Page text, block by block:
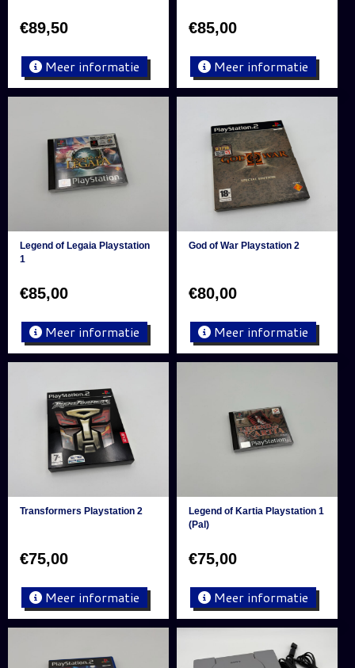
€89,50
Meer informatie
€85,00
Meer informatie
Legend of Legaia Playstation
1
€85,00
Meer informatie
God of War Playstation 2
€80,00
Meer informatie
Transformers Playstation 2
€75,00
Meer informatie
Legend of Kartia Playstation 1
(Pal)
€75,00
Meer informatie